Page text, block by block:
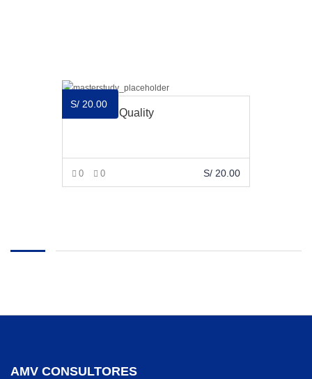
S/ 20.00
Premium Quality
0 0 S/ 20.00
AMV CONSULTORES